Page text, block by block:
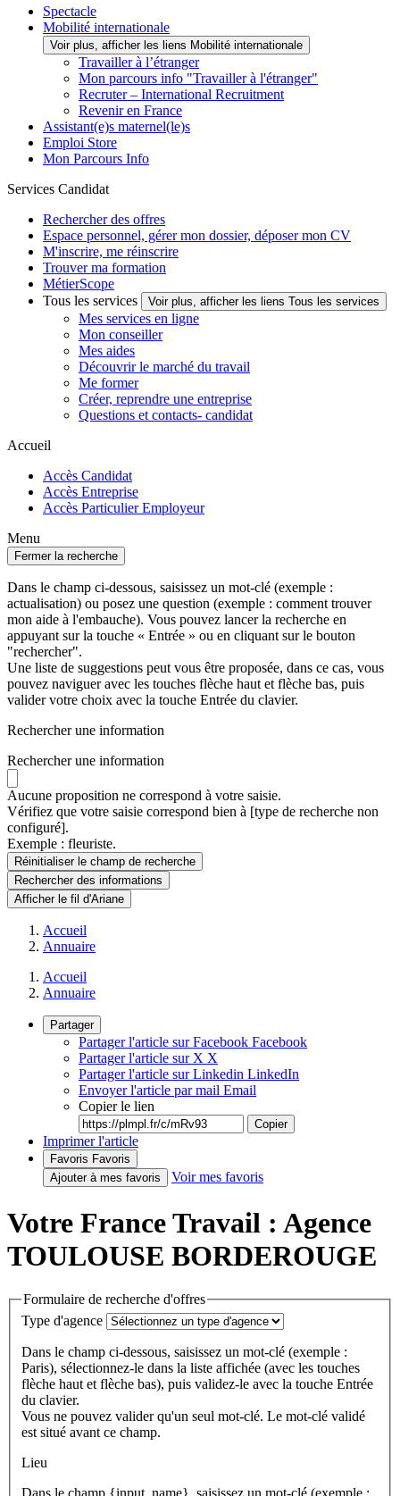
Spectacle
Mobilité internationale
Voir plus, afficher les liens Mobilité internationale
Travailler à l’étranger
Mon parcours info "Travailler à l'étranger"
Recruter – International Recruitment
Revenir en France
Assistant(e)s maternel(le)s
Emploi Store
Mon Parcours Info
Services Candidat
Rechercher des offres
Espace personnel, gérer mon dossier, déposer mon CV
M'inscrire, me réinscrire
Trouver ma formation
MétierScope
Tous les services
Voir plus, afficher les liens Tous les services
Mes services en ligne
Mon conseiller
Mes aides
Découvrir le marché du travail
Me former
Créer, reprendre une entreprise
Questions et contacts- candidat
Accueil
Accès Candidat
Accès Entreprise
Accès Particulier Employeur
Menu
Fermer la recherche
Dans le champ ci-dessous, saisissez un mot-clé (exemple :
actualisation) ou posez une question (exemple : comment trouver
mon aide à l'embauche). Vous pouvez lancer la recherche en
appuyant sur la touche « Entrée » ou en cliquant sur le bouton
"rechercher".
Une liste de suggestions peut vous être proposée, dans ce cas, vous
pouvez naviguer avec les touches flèche haut et flèche bas, puis
valider votre choix avec la touche Entrée du clavier.
Rechercher une information
Rechercher une information
Aucune proposition ne correspond à votre saisie.
Vérifiez que votre saisie correspond bien à [type de recherche non
configuré].
Exemple : fleuriste.
Réinitialiser le champ de recherche
Rechercherdes informations
Afficher le fil d'Ariane
Accueil
Annuaire
Accueil
Annuaire
Partager
Partager l'article sur Facebook Facebook
Partager l'article sur X X
Partager l'article sur Linkedin LinkedIn
Envoyer l'article par mail Email
Copier le lien
Copier
Imprimer l'article
Favoris Favoris
Ajouter à mes favoris
Voir mes favoris
Votre France Travail : Agence
TOULOUSE BORDEROUGE
Formulaire de recherche d'offres
Type d'agence
Dans le champ ci-dessous, saisissez un mot-clé (exemple :
Paris), sélectionnez-le dans la liste affichée (avec les touches
flèche haut et flèche bas), puis validez-le avec la touche Entrée
du clavier.
Vous ne pouvez valider qu'un seul mot-clé. Le mot-clé validé
est situé avant ce champ.
Lieu
Dans le champ {input_name}, saisissez un mot-clé (exemple :